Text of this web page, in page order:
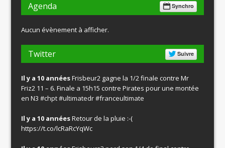
Agenda Synchro
Aucun évènement à afficher.
Twitter Suivre
Il y a 10 annéesFrisbeur2 gagne la 1/2 finale contre Mr
Friz2 11 – 6. Finale a 15h15 contre Pirates pour une montée
en N3#chpt#ultimatedr#franceultimate
Il y a 10 annéesRetour de la pluie :-(
https://t.co/lcRaRcYqWc